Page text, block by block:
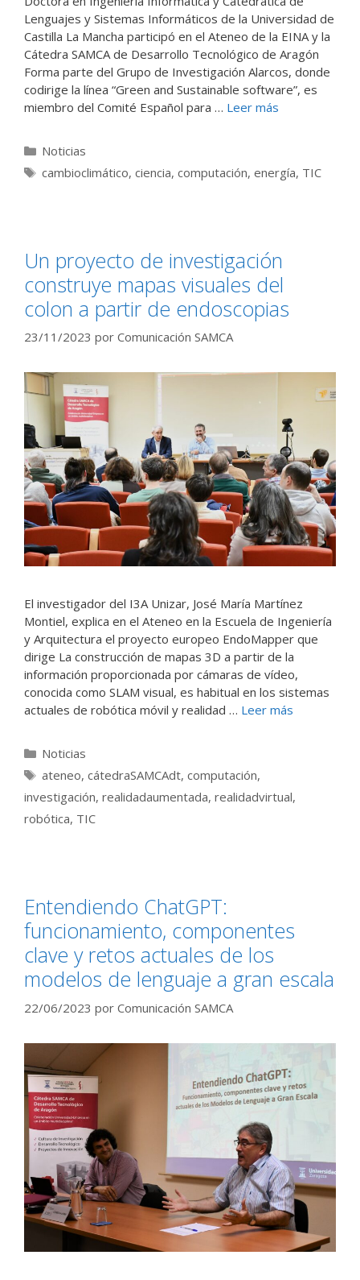
Lenguajes y Sistemas Informáticos de la Universidad de
Castilla La Mancha participó en el Ateneo de la EINA y la
Cátedra SAMCA de Desarrollo Tecnológico de Aragón
Forma parte del Grupo de Investigación Alarcos, donde
codirige la línea “Green and Sustainable software”, es
miembro del Comité Español para … Leer más
Categorías
Noticias
Etiquetas
cambioclimático, ciencia, computación, energía, TIC
Un proyecto de investigación
construye mapas visuales del
colon a partir de endoscopias
23/11/2023 por Comunicación SAMCA
El investigador del I3A Unizar, José María Martínez
Montiel, explica en el Ateneo en la Escuela de Ingeniería
y Arquitectura el proyecto europeo EndoMapper que
dirige La construcción de mapas 3D a partir de la
información proporcionada por cámaras de vídeo,
conocida como SLAM visual, es habitual en los sistemas
actuales de robótica móvil y realidad … Leer más
Categorías
Noticias
Etiquetas
ateneo, cátedraSAMCAdt, computación,
investigación, realidadaumentada, realidadvirtual,
robótica, TIC
Entendiendo ChatGPT:
funcionamiento, componentes
clave y retos actuales de los
modelos de lenguaje a gran escala
22/06/2023 por Comunicación SAMCA